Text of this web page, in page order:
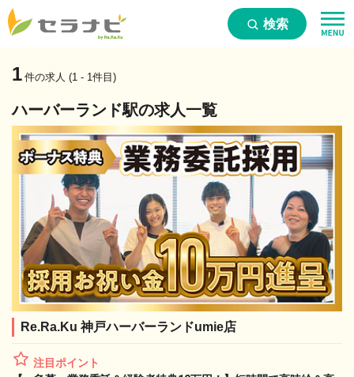
検索
1 件の求人 (1 - 1件目)
ハーバーランド駅の求人一覧
Re.Ra.Ku 神戸ハーバーランドumie店
注目ポイント